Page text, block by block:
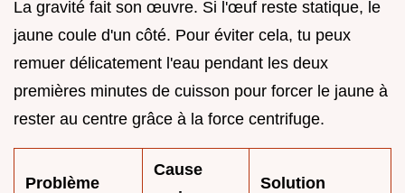
La gravité fait son œuvre. Si l'œuf reste statique, le
jaune coule d'un côté. Pour éviter cela, tu peux
remuer délicatement l'eau pendant les deux
premières minutes de cuisson pour forcer le jaune à
rester au centre grâce à la force centrifuge.
Problème
Cause
Solution